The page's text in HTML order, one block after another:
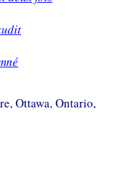
Ottawa, Ontario,